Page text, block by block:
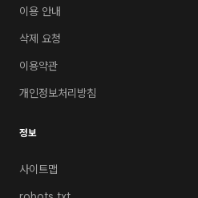
이용 안내
삭제 요청
이용약관
개인정보처리방침
정보
사이트맵